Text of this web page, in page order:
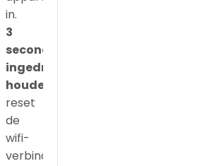
in.
3
seconden
ingedrukt
houden
reset
de
wifi-
verbinding.